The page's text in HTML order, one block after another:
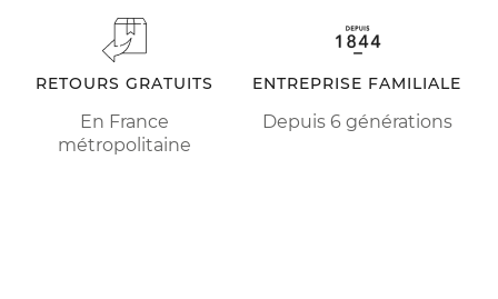
RETOURS GRATUITS
En France
métropolitaine
ENTREPRISE FAMILIALE
Depuis 6 générations